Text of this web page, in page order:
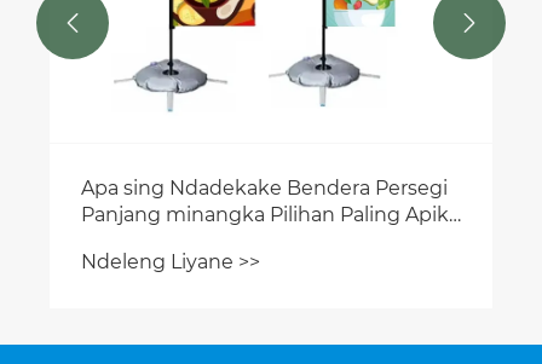
 